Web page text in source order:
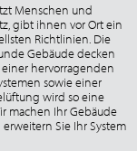
Menschen und
gibt ihnen vor Ort ein
Richtlinien. Die
Gebäude decken
hervorragenden
sowie einer
wird so eine
machen Ihr Gebäude
Sie Ihr System